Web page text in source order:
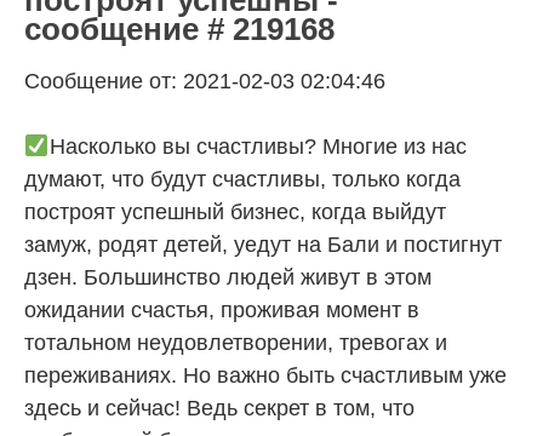
сообщение # 219168
Сообщение от: 2021-02-03 02:04:46
Насколько вы счастливы? Многие из нас
думают, что будут счастливы, только когда
построят успешный бизнес, когда выйдут
замуж, родят детей, уедут на Бали и постигнут
дзен. Большинство людей живут в этом
ожидании счастья, проживая момент в
тотальном неудовлетворении, тревогах и
переживаниях. Но важно быть счастливым уже
здесь и сейчас! Ведь секрет в том, что